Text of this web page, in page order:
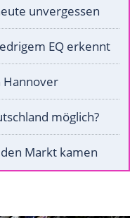
unvergessen
EQ erkennt
Hannover
möglich?
Markt kamen